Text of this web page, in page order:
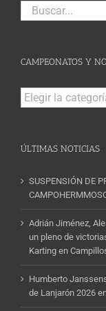
Buscar:
CAMPEONATOS Y
Campeonatos
y
ÚLTIMAS NOTICIAS
SUSPENSIÓN DE
Adrián Jiménez,
un pleno de
Karting en
Humberto
de Lanjarón 2026